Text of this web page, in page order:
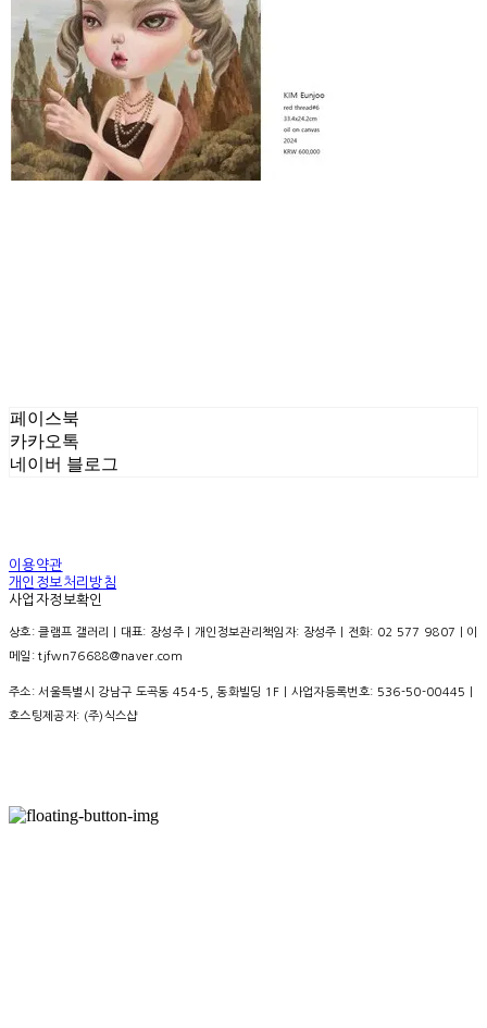
페이스북
카카오톡
네이버 블로그
이용약관
개인정보처리방침
사업자정보확인
상호: 클램프 갤러리 | 대표: 장성주 | 개인정보관리책임자: 장성주 | 전화: 02 577 9807 | 이
메일: tjfwn76688@naver.com
주소: 서울특별시 강남구 도곡동 454-5, 동화빌딩 1F | 사업자등록번호: 536-50-00445
호스팅제공자: (주)식스샵